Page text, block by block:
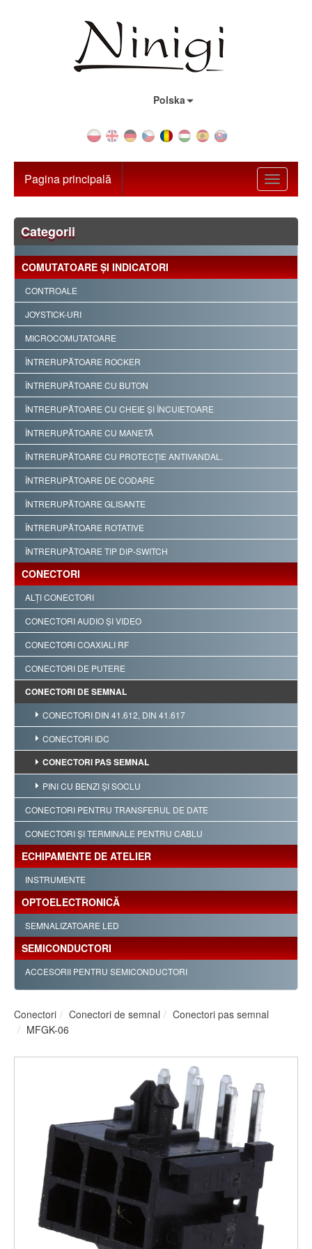
Polska
Toggle
Pagina principală
Categorii
COMUTATOARE ŞI INDICATORI
CONTROALE
JOYSTICK-URI
MICROCOMUTATOARE
ÎNTRERUPĂTOARE ROCKER
ÎNTRERUPĂTOARE CU BUTON
ÎNTRERUPĂTOARE CU CHEIE ŞI ÎNCUIETOARE
ÎNTRERUPĂTOARE CU MANETĂ
ÎNTRERUPĂTOARE CU PROTECŢIE ANTIVANDAL.
ÎNTRERUPĂTOARE DE CODARE
ÎNTRERUPĂTOARE GLISANTE
ÎNTRERUPĂTOARE ROTATIVE
ÎNTRERUPĂTOARE TIP DIP-SWITCH
CONECTORI
ALŢI CONECTORI
CONECTORI AUDIO ŞI VIDEO
CONECTORI COAXIALI RF
CONECTORI DE PUTERE
CONECTORI DE SEMNAL
CONECTORI DIN 41.612, DIN 41.617
CONECTORI IDC
CONECTORI PAS SEMNAL
PINI CU BENZI ŞI SOCLU
CONECTORI PENTRU TRANSFERUL DE DATE
CONECTORI ŞI TERMINALE PENTRU CABLU
ECHIPAMENTE DE ATELIER
INSTRUMENTE
OPTOELECTRONICĂ
SEMNALIZATOARE LED
SEMICONDUCTORI
ACCESORII PENTRU SEMICONDUCTORI
Conectori Conectori de semnal
Conectori pas semnal
MFGK-06